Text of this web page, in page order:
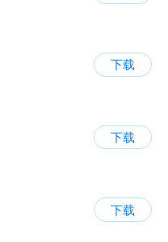
下载
下载
下载